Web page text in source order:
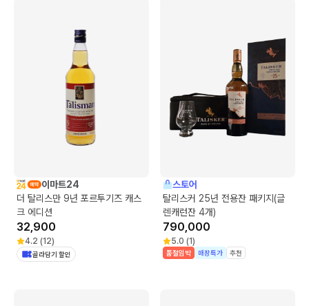
이마트24
더 탈리스만 9년 포르투기즈 캐스
크 에디션
32,900
4.2 (12)
골라담기 할인
스토어
탈리스커 25년 전용잔 패키지(글
렌캐런잔 4개)
790,000
5.0 (1)
품절임박 매장특가 추천